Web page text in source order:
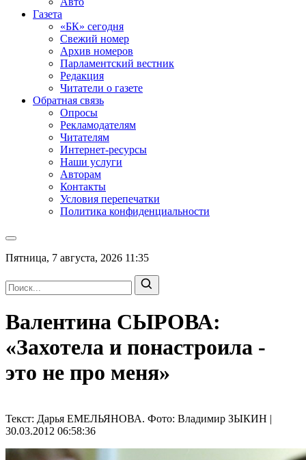
Газета
«БК» сегодня
Свежий номер
Архив номеров
Парламентский вестник
Редакция
Читатели о газете
Обратная связь
Опросы
Рекламодателям
Читателям
Интернет-ресурсы
Наши услуги
Авторам
Контакты
Условия перепечатки
Политика конфиденциальности
Пятница, 7 августа, 2026 11:35
Валентина СЫРОВА:
«Захотела и понастроила -
это не про меня»
Текст: Дарья ЕМЕЛЬЯНОВА. Фото: Владимир ЗЫКИН |
30.03.2012 06:58:36